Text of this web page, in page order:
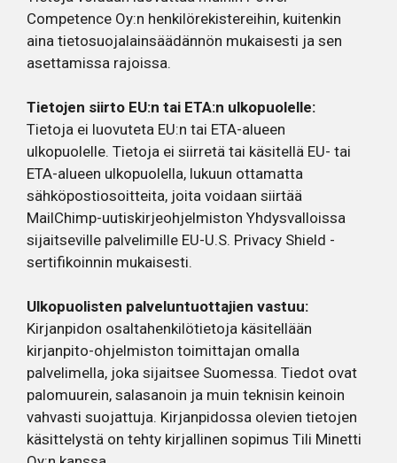
Competence Oy:n henkilörekistereihin, kuitenkin
aina tietosuojalainsäädännön mukaisesti ja sen
asettamissa rajoissa.
Tietojen siirto EU:n tai ETA:n ulkopuolelle:
Tietoja ei luovuteta EU:n tai ETA-alueen
ulkopuolelle. Tietoja ei siirretä tai käsitellä EU- tai
ETA-alueen ulkopuolella, lukuun ottamatta
sähköpostiosoitteita, joita voidaan siirtää
MailChimp-uutiskirjeohjelmiston Yhdysvalloissa
sijaitseville palvelimille EU-U.S. Privacy Shield -
sertifikoinnin mukaisesti.
Ulkopuolisten palveluntuottajien vastuu:
Kirjanpidon osaltahenkilötietoja käsitellään
kirjanpito-ohjelmiston toimittajan omalla
palvelimella, joka sijaitsee Suomessa. Tiedot ovat
palomuurein, salasanoin ja muin teknisin keinoin
vahvasti suojattuja. Kirjanpidossa olevien tietojen
käsittelystä on tehty kirjallinen sopimus Tili Minetti